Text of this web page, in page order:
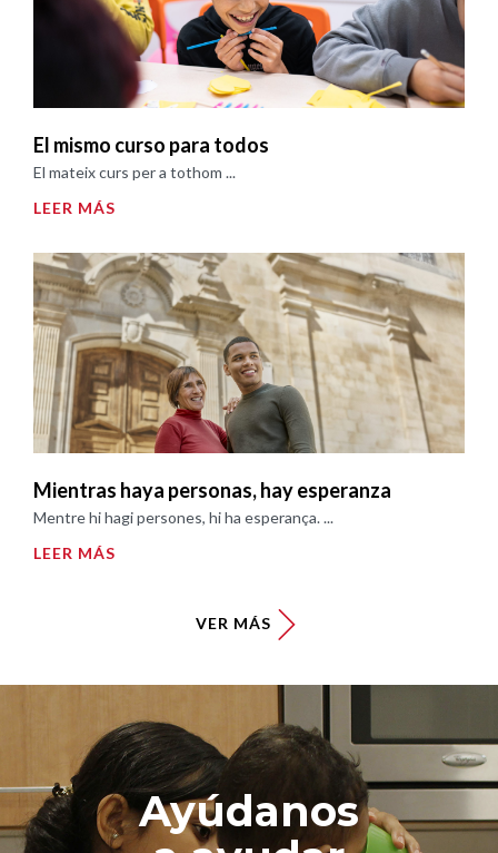
El mismo curso para todos
El mateix curs per a tothom ...
LEER MÁS
Mientras haya personas, hay esperanza
Mentre hi hagi persones, hi ha esperança. ...
LEER MÁS
VER MÁS
Ayúdanos